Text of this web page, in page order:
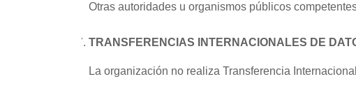
Otras autoridades u organismos públicos
TRANSFERENCIAS INTERNACIONALES DE
La organización no realiza Transferencia